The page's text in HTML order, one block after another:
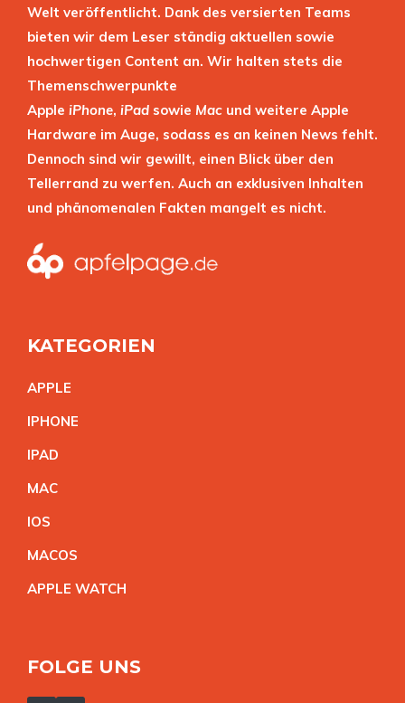
Welt veröffentlicht. Dank des versierten Teams
bieten wir dem Leser ständig aktuellen sowie
hochwertigen Content an. Wir halten stets die
Themenschwerpunkte
Apple iPhone, iPad sowie Mac und weitere Apple
Hardware im Auge, sodass es an keinen News fehlt.
Dennoch sind wir gewillt, einen Blick über den
Tellerrand zu werfen. Auch an exklusiven Inhalten
und phänomenalen Fakten mangelt es nicht.
KATEGORIEN
APPLE
IPHONE
IPAD
MAC
IOS
MACOS
APPLE WATCH
FOLGE UNS